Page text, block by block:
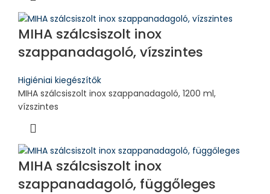
MIHA szálcsiszolt inox
szappanadagoló, vízszintes
Higiéniai kiegészítők
MIHA szálcsiszolt inox szappanadagoló, 1200 ml,
vízszintes
MIHA szálcsiszolt inox
szappanadagoló, függőleges